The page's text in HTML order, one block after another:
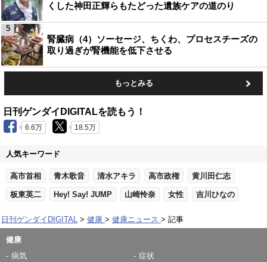
くした神田正輝らもたどった遺族ケアの道のり
腎臓病（4）ソーセージ、ちくわ、プロセスチーズの
取り過ぎが腎機能を低下させる
5
もっとみる
日刊ゲンダイDIGITALを読もう！
6.6万 18.5万
人気キーワード
高市首相 青木歌音 清水アキラ 高市政権 黄川田仁志
板東英二 Hey! Say! JUMP 山崎怜奈 女性 吉川ひなの
日刊ゲンダイDIGITAL 健康 健康ニュース 記事
健康
病気
症状